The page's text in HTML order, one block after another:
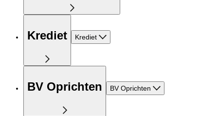
Krediet Krediet
BV Oprichten BV Oprichten